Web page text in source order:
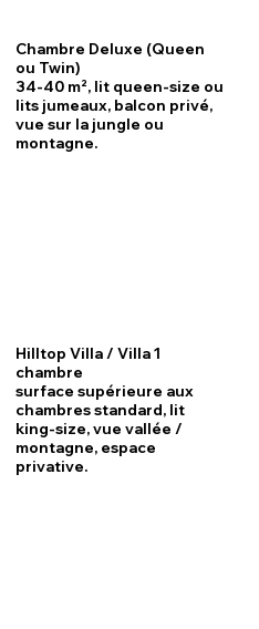
Chambre Deluxe (Queen
ou Twin)
34-40 m², lit queen-size ou
lits jumeaux, balcon privé,
vue sur la jungle ou
montagne.
Hilltop Villa / Villa 1
chambre
surface supérieure aux
chambres standard, lit
king-size, vue vallée /
montagne, espace
privative.